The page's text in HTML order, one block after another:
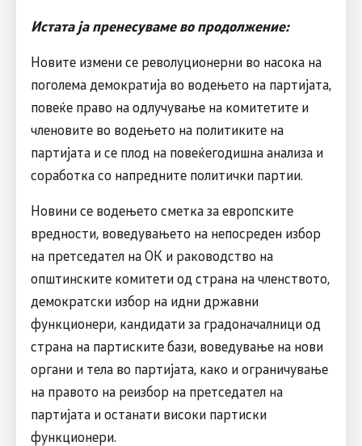
Истата ја пренесуваме во продолжение:
Новите измени се револуционерни во насока на
поголема демократија во водењето на партијата,
повеќе право на одлучување на комитетите и
членовите во водењето на политиките на
партијата и се плод на повеќегодишна анализа и
соработка со напредните политички партии.
Новини се водењето сметка за европските
вредности, воведувањето на непосреден избор
на претседател на ОК и раководство на
општинските комитети од страна на членството,
демократски избор на идни државни
функционери, кандидати за градоначалници од
страна на партиските бази, воведување на нови
органи и тела во партијата, како и ограничување
на правото на реизбор на претседател на
партијата и останати високи партиски
функционери.